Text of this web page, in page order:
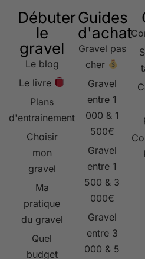
Débuter
le
gravel
Le blog
Le livre
Plans
d'entrainement
Choisir
mon
gravel
Ma
pratique
du gravel
Quel
budget
Guides
d'achat
Gravel pas
cher
Gravel
entre 1
000 & 1
500€
Gravel
entre 1
500 & 3
000€
Gravel
entre 3
000 & 5